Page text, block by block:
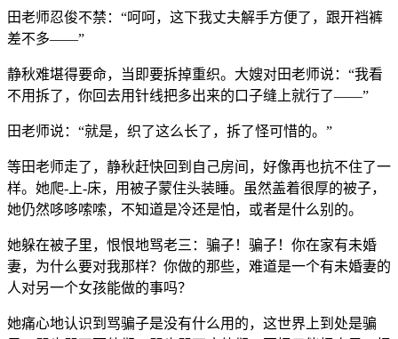
田老师忍俊不禁：“呵呵，这下我丈夫解手方便了，跟开裆裤
差不多——”
静秋难堪得要命，当即要拆掉重织。大嫂对田老师说：“我看
不用拆了，你回去用针线把多出来的口子缝上就行了——”
田老师说：“就是，织了这么长了，拆了怪可惜的。”
等田老师走了，静秋赶快回到自己房间，好像再也抗不住了一
样。她爬-上-床，用被子蒙住头装睡。虽然盖着很厚的被子，
她仍然哆哆嗦嗦，不知道是冷还是怕，或者是什么别的。
她躲在被子里，恨恨地骂老三：骗子！骗子！你在家有未婚
妻，为什么要对我那样？你做的那些，难道是一个有未婚妻的
人对另一个女孩能做的事吗？
她痛心地认识到骂骗子是没有什么用的，这世界上到处是骗